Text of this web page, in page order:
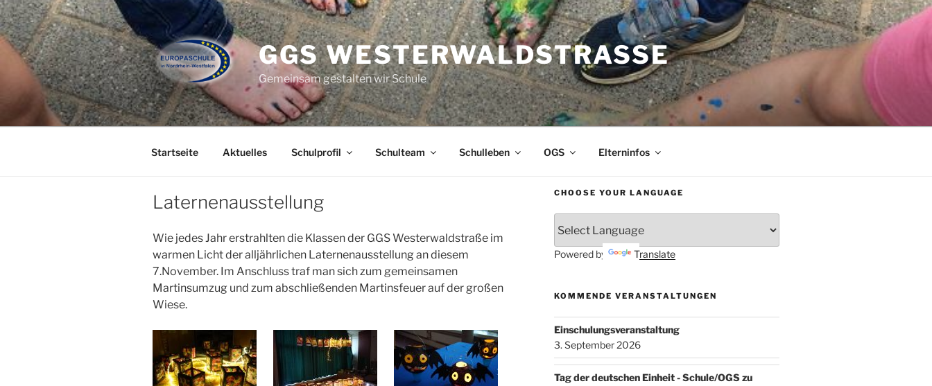
Zum
Inhalt
springen
GGS WESTERWALDSTRASSE
Gemeinsam gestalten wir Schule
Startseite Aktuelles Schulprofil Schulteam Schulleben OGS Elterninfos
Laternenausstellung
Wie jedes Jahr erstrahlten die Klassen der GGS Westerwaldstraße im
warmen Licht der alljährlichen Laternenausstellung an diesem
7.November. Im Anschluss traf man sich zum gemeinsamen
Martinsumzug und zum abschließenden Martinsfeuer auf der großen
Wiese.
CHOOSE YOUR LANGUAGE
Powered by Translate
KOMMENDE VERANSTALTUNGEN
Einschulungsveranstaltung
3. September 2026
Tag der deutschen Einheit - Schule/OGS zu